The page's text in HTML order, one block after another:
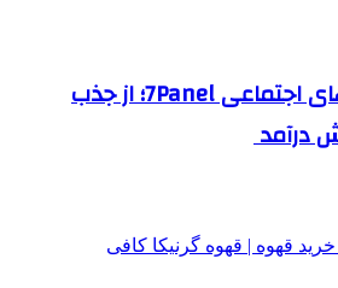
خدمات شبکه‌های اجتماعی 7Panel؛ از جذب
درآمد
قهوه | قهوه گرنیکا کافی